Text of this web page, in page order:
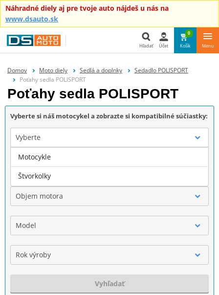
Náhradné diely aj pre tvoje auto nájdeš u nás na
www.dsauto.sk
Hľadať
Hľadať Účet
0
Košík Menu
Domov Moto diely Sedlá a doplnky
Sedadlo POLISPORT
Poťahy sedla POLISPORT
Poťahy sedla POLISPORT
Vyberte si náš motocykel a zobrazte si kompatibilné súčiastky:
Vyberte
Značka
Objem motora
Model
Rok výroby
Vyhľadať
Motocykle
Štvorkolky